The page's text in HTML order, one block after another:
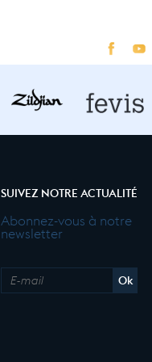
SUIVEZ NOTRE ACTUALITÉ
Abonnez-vous à notre
newsletter